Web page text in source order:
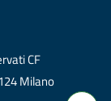
CF
Milano